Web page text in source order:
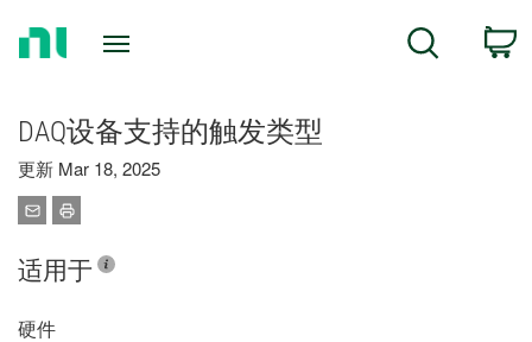
Search
DAQ设备支持的触发类型
更新 Mar 18, 2025
适用于
硬件